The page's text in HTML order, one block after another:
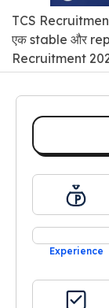
TCS
एक stable और
Recruitment
Experience